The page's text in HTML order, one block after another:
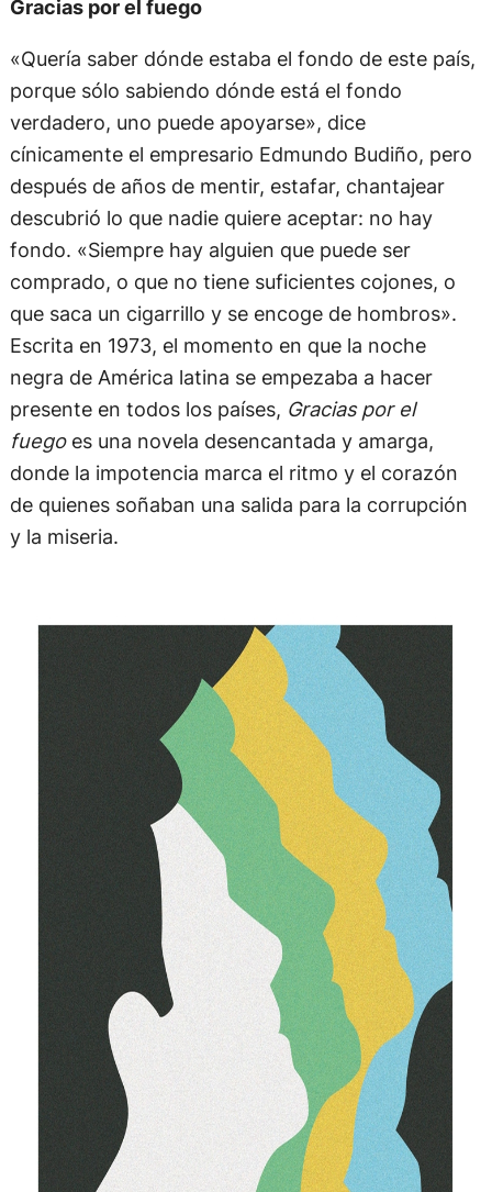
Gracias por el fuego
«Quería saber dónde estaba el fondo de este país,
porque sólo sabiendo dónde está el fondo
verdadero, uno puede apoyarse», dice
cínicamente el empresario Edmundo Budiño, pero
después de años de mentir, estafar, chantajear
descubrió lo que nadie quiere aceptar: no hay
fondo. «Siempre hay alguien que puede ser
comprado, o que no tiene suficientes cojones, o
que saca un cigarrillo y se encoge de hombros».
Escrita en 1973, el momento en que la noche
negra de América latina se empezaba a hacer
presente en todos los países, Gracias por el
fuegoes una novela desencantada y amarga,
donde la impotencia marca el ritmo y el corazón
de quienes soñaban una salida para la corrupción
y la miseria.